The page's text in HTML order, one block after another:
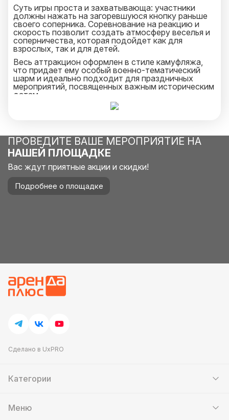
Суть игры проста и захватывающа: участники
должны нажать на загоревшуюся кнопку раньше
своего соперника. Соревнование на реакцию и
скорость позволит создать атмосферу веселья и
соперничества, которая подойдет как для
взрослых, так и для детей.
Весь аттракцион оформлен в стиле камуфляжа,
что придает ему особый военно-тематический
шарм и идеально подходит для праздничных
мероприятий, посвященных важным историческим
датам.
Аренда игрового аппарата «Космический бой»
запоминающимся и эмоционально насыщенным с
этим захватывающим аттракционом.
ПРОВЕДИТЕ ВАШЕ МЕРОПРИЯТИЕ НА
НАШЕЙ ПЛОЩАДКЕ
Вас ждут приятные акции и скидки!
Подробнее о площадке
Сделано в UxPRO
Категории
Кейтеринг
Меню